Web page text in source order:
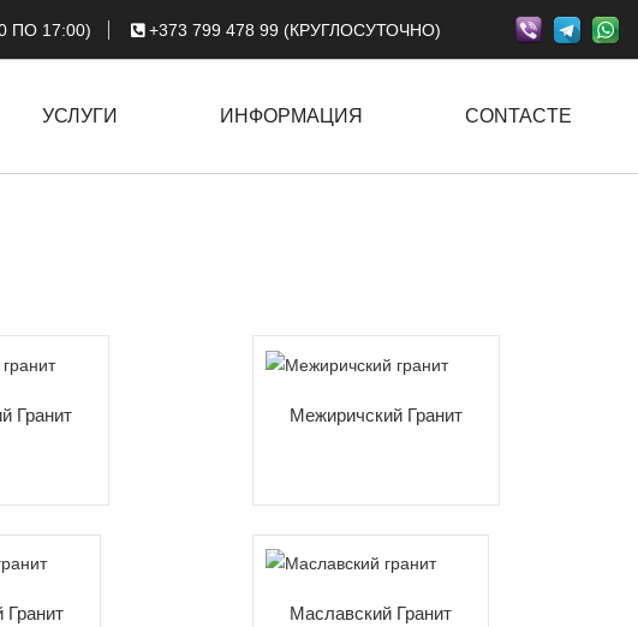
ПО 17:00) +373 799 478 99 (КРУГЛОСУТОЧНО)
УСЛУГИ ИНФОРМАЦИЯ CONTACTE
Гранит Межиричский Гранит
Гранит Маславский Гранит